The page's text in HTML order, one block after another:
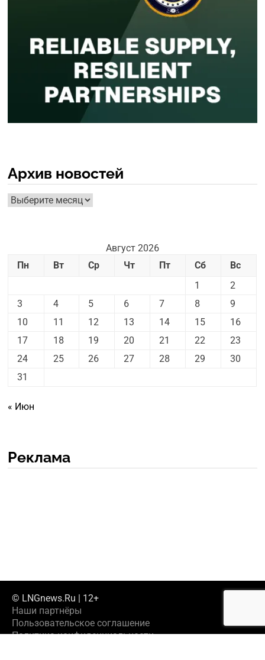
Архив новостей
Архив
новостей
Август 2026
Пн
Вт Ср Чт Пт Сб
Вс
1
2
3
4 5 6 7 8
9
10
11 12 13 14 15
16
17
18 19 20 21 22
23
24
25 26 27 28 29
30
31
« Июн
Реклама
© LNGnews.Ru | 12+
Наши партнёры
Пользовательское соглашение
Политика конфиденциальности